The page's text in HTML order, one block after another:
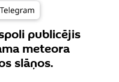
publicējis
meteora
slāņos.